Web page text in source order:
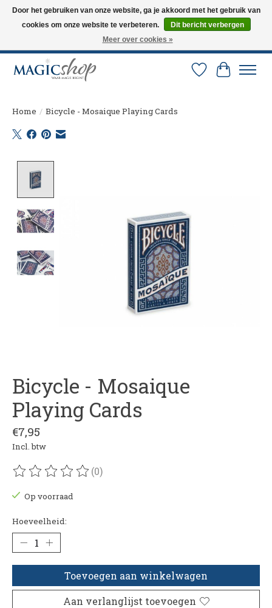
Altijd de nieuwste trucs op voorraad. Snelle verzending via PostNL en DHL.
Langskomen in onze winkel? Bel of mail om een afspraak te maken. 0251-
Verlanglijst
Home / Bicycle - Mosaique Playing Cards
Bicycle - Mosaique
Playing Cards
€7,95
Incl. btw
De beoordeling van dit product is
(0)
Op voorraad
Hoeveelheid:
Toevoegen aan winkelwagen
Aan verlanglijst toevoegen
Door het gebruiken van onze website, ga je akkoord met het gebruik van
cookies om onze website te verbeteren.
Dit bericht verbergen
Meer over cookies »